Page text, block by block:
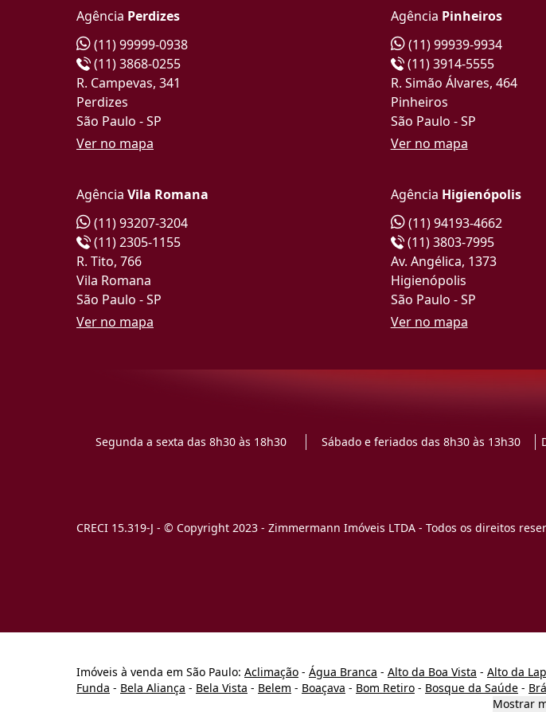
Agência Perdizes
(11) 99999-0938
(11) 3868-0255
R. Campevas, 341
Perdizes
São Paulo - SP
Ver no mapa
Agência Pinheiros
(11) 99939-9934
(11) 3914-5555
R. Simão Álvares, 464
Pinheiros
São Paulo - SP
Ver no mapa
Agência Vila Romana
(11) 93207-3204
(11) 2305-1155
R. Tito, 766
Vila Romana
São Paulo - SP
Ver no mapa
Agência Higienópolis
(11) 94193-4662
(11) 3803-7995
Av. Angélica, 1373
Higienópolis
São Paulo - SP
Ver no mapa
Segunda a sexta das 8h30 às 18h30 Sábado e feriados das 8h30 às 13h30
CRECI 15.319-J - © Copyright 2023 - Zimmermann Imóveis LTDA - Todos os direitos
Imóveis à venda em São Paulo: Aclimação - Água Branca - Alto da Boa Vista - Alto da
Funda - Bela Aliança - Bela Vista - Belem - Boaçava - Bom Retiro - Bosque da Saúde -
Mostrar